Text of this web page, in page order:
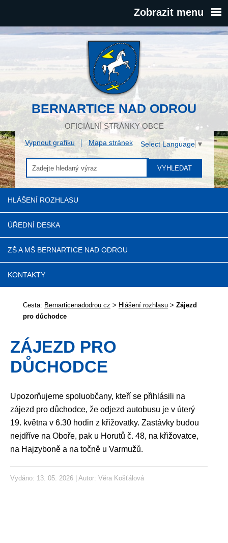
Zobrazit menu
BERNARTICE NAD ODROU
OFICIÁLNÍ STRÁNKY OBCE
Vypnout grafiku Mapa stránek Select Language ▼
VYHLEDAT
HLÁŠENÍ ROZHLASU
ÚŘEDNÍ DESKA
ZŠ A MŠ BERNARTICE NAD ODROU
KONTAKTY
Cesta: Bernarticenadodrou.cz > Hlášení rozhlasu > Zájezd
pro důchodce
ZÁJEZD PRO
DŮCHODCE
Upozorňujeme spoluobčany, kteří se přihlásili na
zájezd pro důchodce, že odjezd autobusu je v úterý
19. května v 6.30 hodin z křižovatky. Zastávky budou
nejdříve na Oboře, pak u Horutů č. 48, na křižovatce,
na Hajzyboně a na točně u Varmužů.
Vydáno: 13. 05. 2026 | Autor: Věra Košťálová